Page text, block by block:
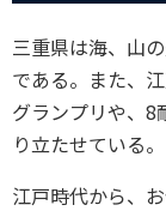
三重県は海、山
である。また、
グランプリや、8
り立たせている。
江戸時代から、